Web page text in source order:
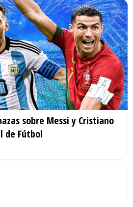
sobre Messi y Cristiano
de Fútbol